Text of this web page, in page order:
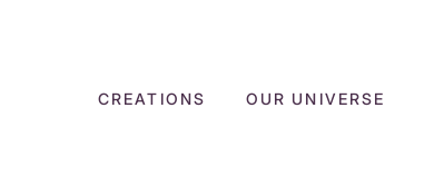
CREATIONS OUR UNIVERSE